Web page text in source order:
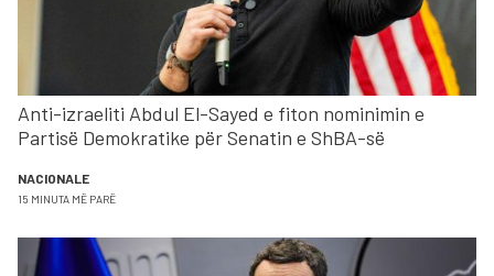
Anti-izraeliti Abdul El-Sayed e fiton nominimin e
Partisë Demokratike për Senatin e ShBA-së
NACIONALE
15 MINUTA MË PARË